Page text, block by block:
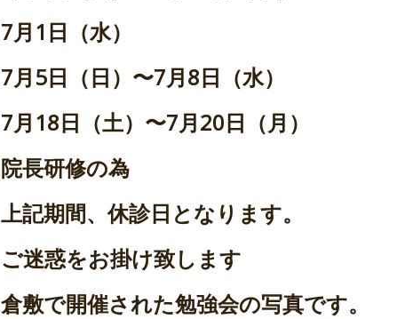
7月1日（水）
7月5日（日）〜7月8日（水）
7月18日（土）〜7月20日（月）
院長研修の為
上記期間、休診日となります。
ご迷惑をお掛け致します
倉敷で開催された勉強会の写真です。